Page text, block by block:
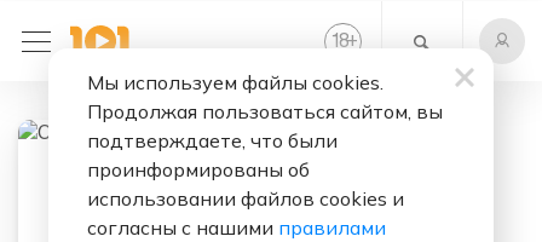
18+
Слушать бесплатно
Мы используем файлы cookies.
Продолжая пользоваться сайтом, вы
подтверждаете, что были
проинформированы об
использовании файлов cookies и
согласны с нашими правилами